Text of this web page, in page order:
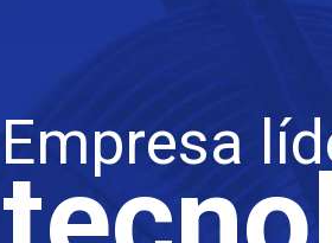
Empresa